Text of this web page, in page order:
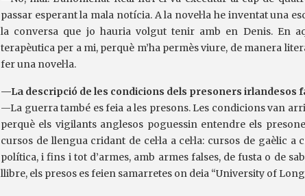
passar esperant la mala notícia. A la novel·la he inventat una
la conversa que jo hauria volgut tenir amb en Denis. En
terapèutica per a mi, perquè m’ha permès viure, de manera
fer una novel·la.
—La descripció de les condicions dels presoners irlandesos
—La guerra també es feia a les presons. Les condicions van
perquè els vigilants anglesos poguessin entendre els
cursos de llengua cridant de cel·la a cel·la: cursos de gaèlic a
política, i fins i tot d’armes, amb armes falses, de fusta o de
llibre, els presos es feien samarretes on deia “University of Long